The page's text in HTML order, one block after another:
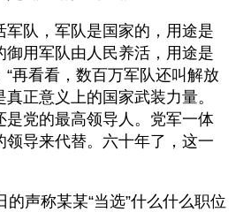
军队，军队是国家的，用途是
御用军队由人民养活，用途是
再看看，数百万军队还叫解放
正意义上的国家武装力量。
是党的最高领导人。党军一体
领导来代替。六十年了，这一
的声称某某“当选”什么什么职位